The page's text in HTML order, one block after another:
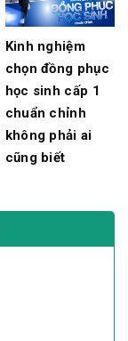
Kinh nghiệm
chọn đồng phục
học sinh cấp 1
chuẩn chỉnh
không phải ai
cũng biết